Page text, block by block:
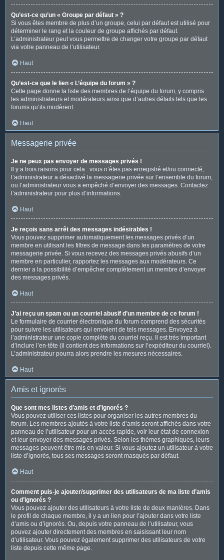
Qu’est-ce qu’un « Groupe par défaut » ?
Si vous êtes membre de plus d’un groupe, celui par défaut est utilisé pour
déterminer le rang et la couleur de groupe affichés par défaut.
L’administrateur peut vous permettre de changer votre groupe par défaut
via votre panneau de l’utilisateur.
Haut
Qu’est-ce que le lien « L’équipe du forum » ?
Cette page donne la liste des membres de l’équipe du forum, y compris
les administrateurs et modérateurs ainsi que d’autres détails tels que les
forums qu’ils modèrent.
Haut
Messagerie privée
Je ne peux pas envoyer de messages privés !
Il y a trois raisons pour cela : vous n’êtes pas enregistré et/ou connecté,
l’administrateur a désactivé la messagerie privée sur l’ensemble du forum,
ou l’administrateur vous a empêché d’envoyer des messages. Contactez
l’administrateur pour plus d’informations.
Haut
Je reçois sans arrêt des messages indésirables !
Vous pouvez supprimer automatiquement les messages privés d’un
membre en utilisant les filtres de message dans les paramètres de votre
messagerie privée. Si vous recevez des messages privés abusifs d’un
membre en particulier, rapportez les messages aux modérateurs. Ce
dernier a la possibilité d’empêcher complètement un membre d’envoyer
des messages privés.
Haut
J’ai reçu un spam ou un courriel abusif d’un membre de ce forum !
Le formulaire de courrier électronique du forum comprend des sécurités
pour suivre les utilisateurs qui envoient de tels messages. Envoyez à
l’administrateur une copie complète du courriel reçu. Il est très important
d’inclure l’en-tête (il contient des informations sur l’expéditeur du courriel).
L’administrateur pourra alors prendre les mesures nécessaires.
Haut
Amis et ignorés
Que sont mes listes d’amis et d’ignorés ?
Vous pouvez utiliser ces listes pour organiser les autres membres du
forum. Les membres ajoutés à votre liste d’amis seront affichés dans votre
panneau de l’utilisateur pour un accès rapide, voir leur état de connexion
et leur envoyer des messages privés. Selon les thèmes graphiques, leurs
messages peuvent être mis en valeur. Si vous ajoutez un utilisateur à votre
liste d’ignorés, tous ses messages seront masqués par défaut.
Haut
Comment puis-je ajouter/supprimer des utilisateurs de ma liste d’amis
ou d’ignorés ?
Vous pouvez ajouter des utilisateurs à votre liste de deux manières. Dans
le profil de chaque membre, il y a un lien pour l’ajouter dans votre liste
d’amis ou d’ignorés. Ou, depuis votre panneau de l’utilisateur, vous
pouvez ajouter directement des membres en saisissant leur nom
d’utilisateur. Vous pouvez également supprimer des utilisateurs de votre
liste depuis cette même page.